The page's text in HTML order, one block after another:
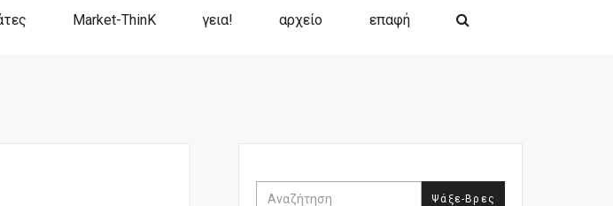
Market-ThinK γεια! αρχείο επαφή